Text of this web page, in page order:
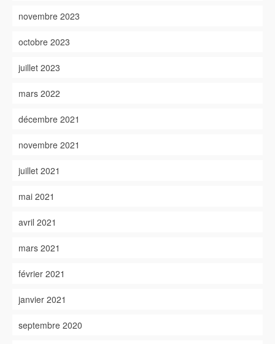
novembre 2023
octobre 2023
juillet 2023
mars 2022
décembre 2021
novembre 2021
juillet 2021
mai 2021
avril 2021
mars 2021
février 2021
janvier 2021
septembre 2020